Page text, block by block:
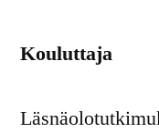
Kouluttaja